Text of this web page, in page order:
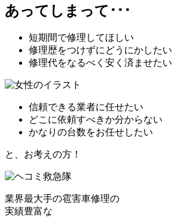
あってしまって･･･
短期間で修理してほしい
修理歴をつけずにどうにかしたい
修理代をなるべく安く済ませたい
信頼できる業者に任せたい
どこに依頼すべきか分からない
かなりの台数をお任せしたい
と、お考えの方！
業界最大手の雹害車修理の
実績豊富な